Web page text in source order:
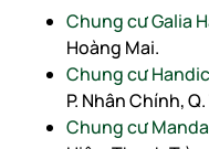
Chung cư Galia
Hoàng Mai.
Chung cư
P. Nhân Chính,
Chung cư